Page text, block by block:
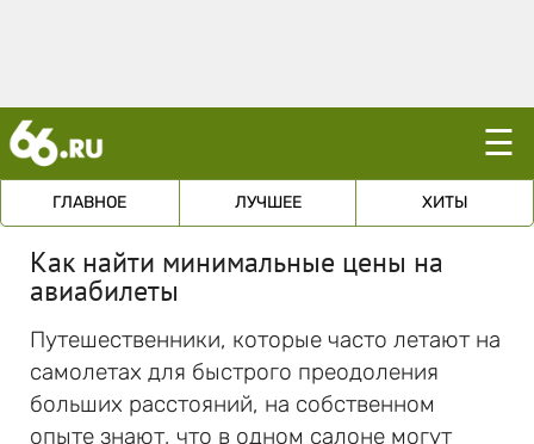
☰
ГЛАВНОЕ ЛУЧШЕЕ ХИТЫ
Как найти минимальные цены на
авиабилеты
Путешественники, которые часто летают на
самолетах для быстрого преодоления
больших расстояний, на собственном
опыте знают, что в одном салоне могут